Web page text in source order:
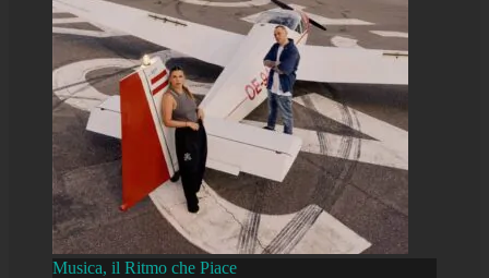
Musica, il Ritmo che Piace